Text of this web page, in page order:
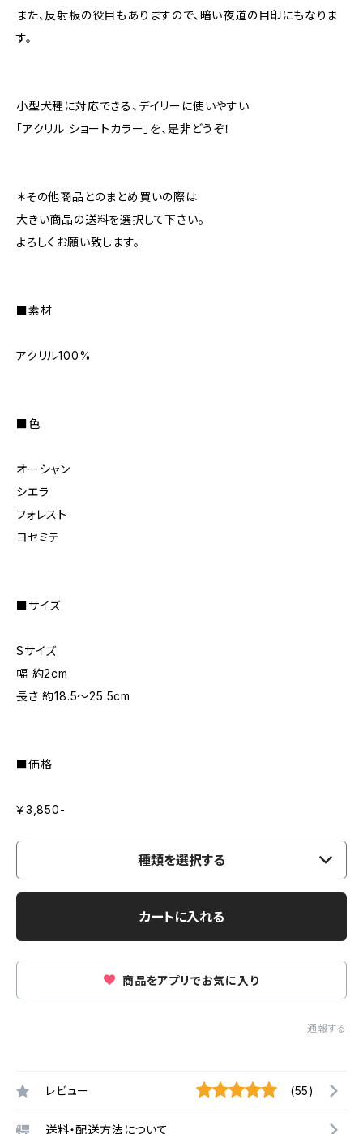
また、反射板の役目もありますので、暗い夜道の目印にもなりま
す。
小型犬種に対応できる、デイリーに使いやすい
「アクリル ショートカラー」を、是非どうぞ！
＊その他商品とのまとめ買いの際は
大きい商品の送料を選択して下さい。
よろしくお願い致します。
■素材
アクリル100%
■色
オーシャン
シエラ
フォレスト
ヨセミテ
■サイズ
Sサイズ
幅 約2cm
長さ 約18.5〜25.5cm
■価格
￥3,850-
種類を選択する
カートに入れる
商品をアプリでお気に入り
通報する
レビュー (55)
送料・配送方法について